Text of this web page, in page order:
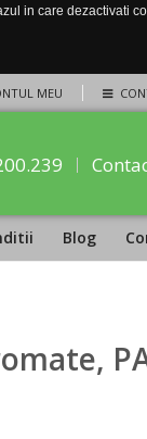
in care dezactivati
MEU
Blog